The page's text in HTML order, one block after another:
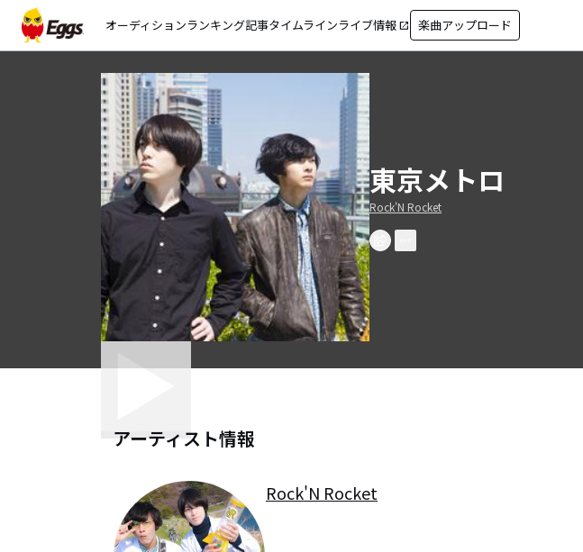
オーディションランキング記事タイムラインライブ情報 open_in_new 楽曲アップロード
東京メトロ
Rock'N Rocket
アーティスト情報
Rock'N Rocket